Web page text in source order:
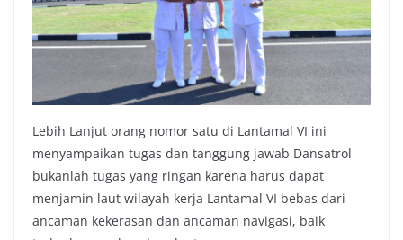
Lebih Lanjut orang nomor satu di Lantamal VI ini
menyampaikan tugas dan tanggung jawab Dansatrol
bukanlah tugas yang ringan karena harus dapat
menjamin laut wilayah kerja Lantamal VI bebas dari
ancaman kekerasan dan ancaman navigasi, baik